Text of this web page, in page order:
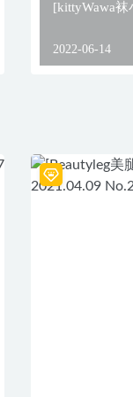
[kittyWawa袜
2022-06-14